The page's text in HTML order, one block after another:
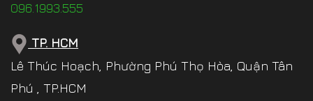
096.1993.555
TP. HCM
Lê Thúc Hoạch, Phường Phú Thọ Hòa, Quận Tân
Phú , TP.HCM